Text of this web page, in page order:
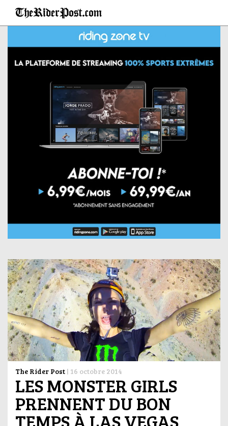
The Rider Post | 16 octobre 2014
LES MONSTER GIRLS
PRENNENT DU BON
TEMPS À LAS VEGAS